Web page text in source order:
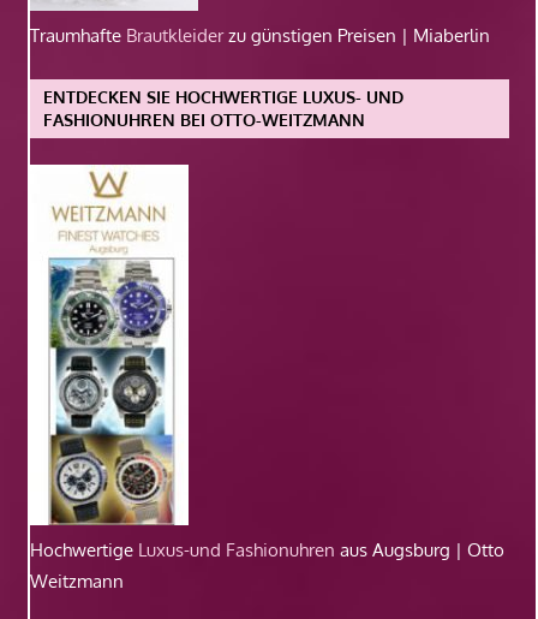
Traumhafte Brautkleiderzu günstigen Preisen | Miaberlin
ENTDECKEN SIE HOCHWERTIGE LUXUS- UND
FASHIONUHREN BEI OTTO-WEITZMANN
Hochwertige Luxus-und Fashionuhren aus Augsburg | Otto
Weitzmann